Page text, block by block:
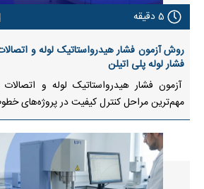
5دقیقه
روش آزمون فشار هیدرواستاتیک لوله و
فشار لوله پلی اتیلن
آزمون فشار هیدرواستاتیک لوله و
مهم‌ترین مراحل کنترل کیفیت در پروژه‌های